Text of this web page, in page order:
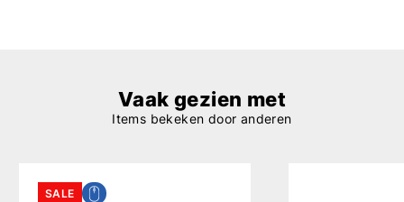
Vaak gezien met
Items bekeken door anderen
SALE